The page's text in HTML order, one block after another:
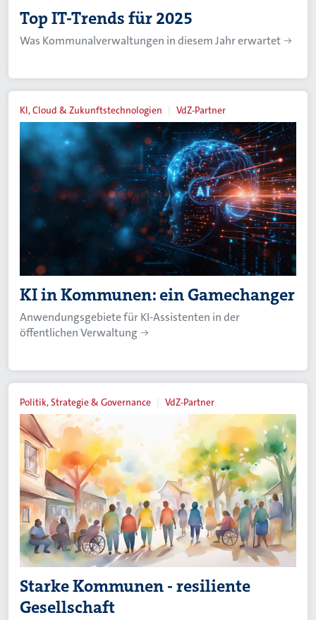
Top IT-Trends für 2025
Was Kommunalverwaltungen in diesem Jahr erwartet
KI, Cloud & Zukunftstechnologien VdZ-Partner
KI in Kommunen: ein Gamechanger
Anwendungsgebiete für KI-Assistenten in der
öffentlichen Verwaltung
Politik, Strategie & Governance VdZ-Partner
Starke Kommunen - resiliente
Gesellschaft